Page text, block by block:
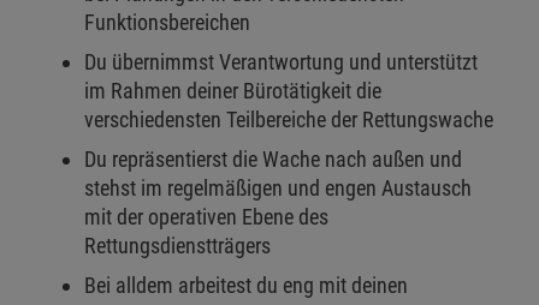
Funktionsbereichen
Du übernimmst Verantwortung und unterstützt
im Rahmen deiner Bürotätigkeit die
verschiedensten Teilbereiche der Rettungswache
Du repräsentierst die Wache nach außen und
stehst im regelmäßigen und engen Austausch
mit der operativen Ebene des
Rettungsdienstträgers
Bei alldem arbeitest du eng mit deinen